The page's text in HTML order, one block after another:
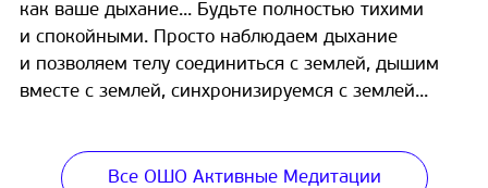
как ваше дыхание... Будьте полностью тихими
и спокойными. Просто наблюдаем дыхание
и позволяем телу соединиться с землей, дышим
вместе с землей, синхронизируемся с землей...
Все ОШО Активные Медитации